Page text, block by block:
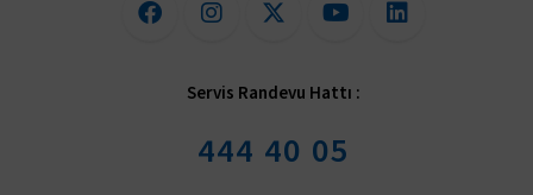
Servis Randevu Hattı :
444 40 05